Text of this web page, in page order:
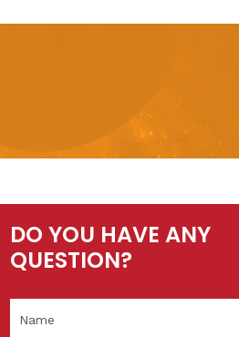
DO YOU HAVE ANY
QUESTION?